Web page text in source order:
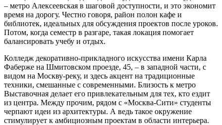
– метро Алексеевская в шаговой доступности, и это экономит
время на дорогу. Честно говоря, район полон кафе и
библиотек, идеальных для обсуждения проектов после уроков.
Потом, когда семестр в разгаре, такая локация помогает
балансировать учебу и отдых.
Колледж декоративно-прикладного искусства имени Карла
Фаберже на Шмитовском проезде, 45, – в западной части, с
видом на Москву-реку, и здесь акцент на традиционные
техники, смешанные с современными. Близость к метро
Выставочная делает его привлекательным для тех, кто ездит
из центра. Между прочим, рядом с «Москва-Сити» студенты
черпают идеи из архитектуры. А ведь такое окружение
стимулирует к амбициозным проектам в области интерьера.